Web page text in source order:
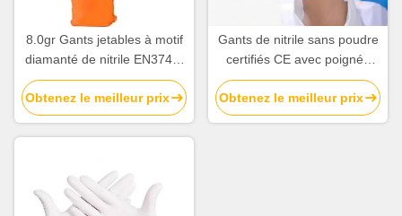
8.0gr Gants jetables à motif
diamanté de nitrile EN374-3
/ EN374-4 Gants de sécurité
certifiés
Obtenez le meilleur prix
Gants de nitrile sans poudre
certifiés CE avec poignée
texturée pour le travail de
sécurité
Obtenez le meilleur prix